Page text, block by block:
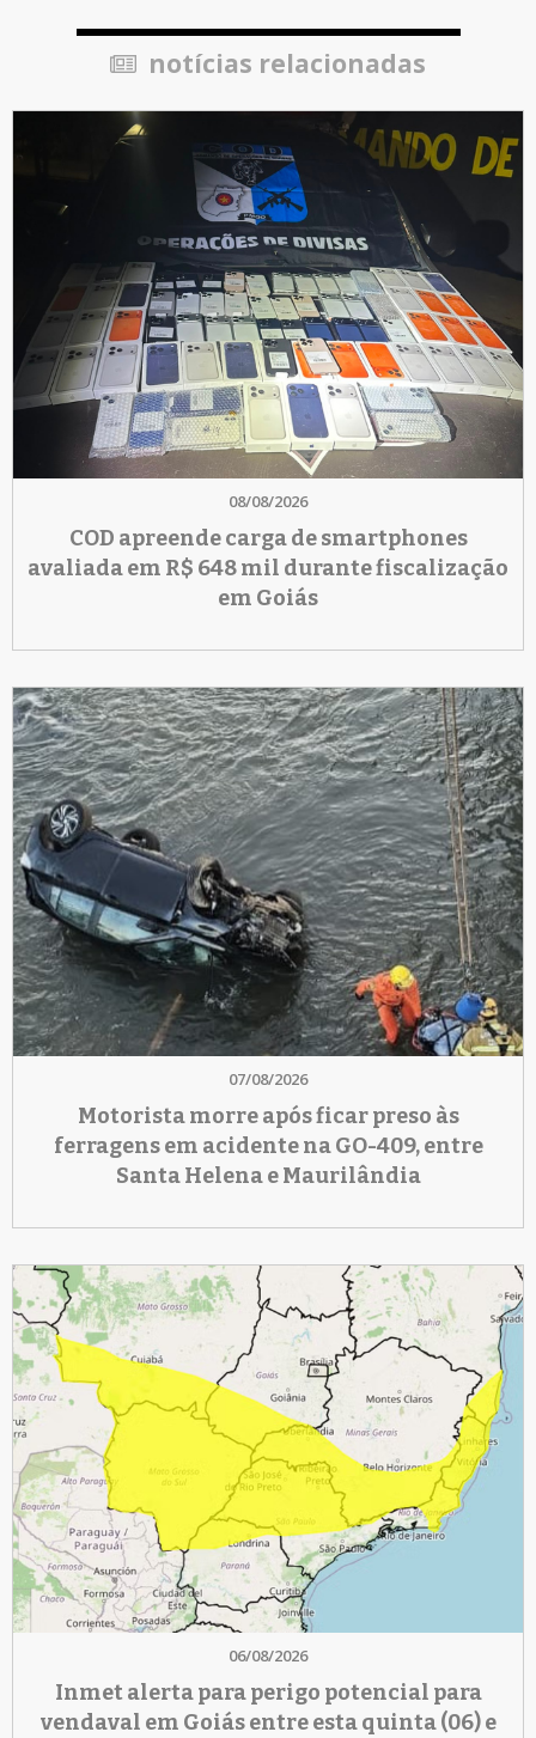
notícias relacionadas
08/08/2026
COD apreende carga de smartphones
avaliada em R$ 648 mil durante fiscalização
em Goiás
07/08/2026
Motorista morre após ficar preso às
ferragens em acidente na GO-409, entre
Santa Helena e Maurilândia
06/08/2026
Inmet alerta para perigo potencial para
vendaval em Goiás entre esta quinta (06) e